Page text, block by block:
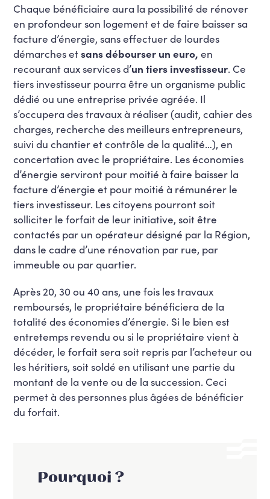
Chaque bénéficiaire aura la possibilité de rénover
en profondeur son logement et de faire baisser sa
facture d’énergie, sans effectuer de lourdes
démarches etsans débourser un euro, en
recourant aux services d’un tiers investisseur. Ce
tiers investisseur pourra être un organisme public
dédié ou une entreprise privée agréée. Il
s’occupera des travaux à réaliser (audit, cahier des
charges, recherche des meilleurs entrepreneurs,
suivi du chantier et contrôle de la qualité…), en
concertation avec le propriétaire. Les économies
d’énergie serviront pour moitié à faire baisser la
facture d’énergie et pour moitié à rémunérer le
tiers investisseur. Les citoyens pourront soit
solliciter le forfait de leur initiative, soit être
contactés par un opérateur désigné par la Région,
dans le cadre d’une rénovation par rue, par
immeuble ou par quartier.
Après 20, 30 ou 40 ans, une fois les travaux
remboursés, le propriétaire bénéficiera de la
totalité des économies d’énergie. Si le bien est
entretemps revendu ou si le propriétaire vient à
décéder, le forfait sera soit repris par l’acheteur ou
les héritiers, soit soldé en utilisant une partie du
montant de la vente ou de la succession. Ceci
permet à des personnes plus âgées de bénéficier
du forfait.
Pourquoi ?